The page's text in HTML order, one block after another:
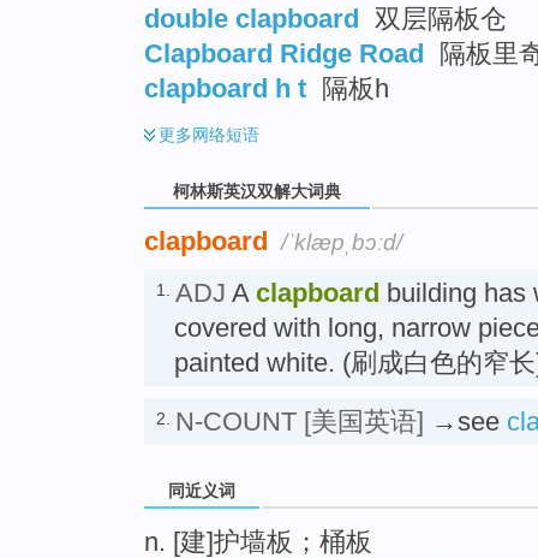
double clapboard 双层隔板仓
Clapboard Ridge Road
隔板里
clapboard h t 隔板h
更多网络短语
柯林斯英汉双解大词典
clapboard /ˈklæpˌbɔːd/
1. ADJ A clapboard building has
covered with long, narrow
painted white. (刷成白色的窄
2. N-COUNT [美国英语] →see
同近义词
n. [建]护墙板；桶板